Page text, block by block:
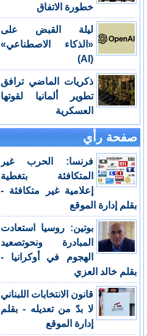
خطورة الاتفاق
ليلة القبض على
«الذكاء الاصطناعي»
(AI)
ذكريات الماضي ترافق
تطوير ألمانيا لقوتها
العسكرية
صفحة رأي
فرنسا: الحرب غير
المتكافئة بتغطية
إعلامية غير متكافئة -
بقلم إدارة الموقع
بوتين: روسيا استعادت
المبادرة ونحوتصعيد
الهجوم في أوكرانيا -
بقلم خالد العزي
قانون الانتخابات اللبناني
لا بدّ من تعديله - بقلم
إدارة الموقع